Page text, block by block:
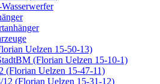
Uelzen 15-50-13)
(Florian Uelzen 15-10-1)
(Florian Uelzen 15-47-11)
(Florian Uelzen 15-31-12)